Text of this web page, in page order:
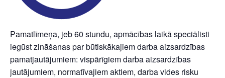
Pamatlīmeņa, jeb 60 stundu, apmācības laikā speciālisti
iegūst zināšanas par būtiskākajiem darba aizsardzības
pamatjautājumiem: vispārīgiem darba aizsardzības
jautājumiem, normatīvajiem aktiem, darba vides risku